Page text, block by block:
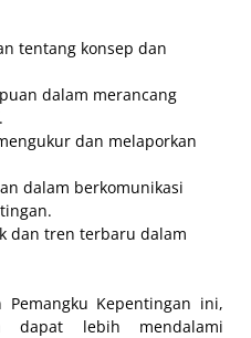
tentang konsep dan
dalam merancang
dan melaporkan
dalam berkomunikasi
dan tren terbaru dalam
Kepentingan ini,
dapat lebih mendalami